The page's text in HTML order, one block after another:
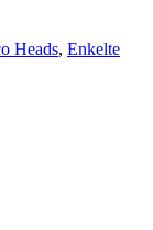
Heads, Enkelte